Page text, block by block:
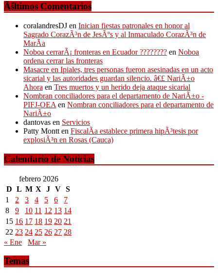
Ãšltimos Comentarios
coralandresDJ en Inician fiestas patronales en honor al
Sagrado CorazÃ³n de JesÃºs y al Inmaculado CorazÃ³n de
MarÃ­a
Noboa cerrarÃ¡ fronteras en Ecuador ???????? en Noboa
ordena cerrar las fronteras
Masacre en Ipiales, tres personas fueron asesinadas en un acto
sicarial y las autoridades guardan silencio. â€£ NariÃ±o
Ahora en Tres muertos y un herido deja ataque sicarial
Nombran conciliadores para el departamento de NariÃ±o -
PIFJ-OEA en Nombran conciliadores para el departamento de
NariÃ±o
dantovas en Servicios
Patty Montt en FiscalÃ­a establece primera hipÃ³tesis por
explosiÃ³n en Rosas (Cauca)
Calendario de Noticias
febrero 2026
D L M X J V S
1
2 3 4 5 6
7
8
9 10 11 12 13 14
15 16 17 18 19 20 21
22 23 24 25 26 27 28
« Ene
Mar »
Temas